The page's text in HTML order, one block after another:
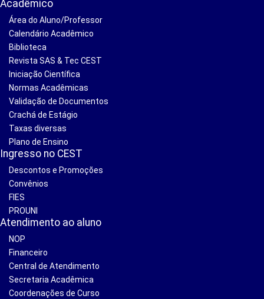
Acadêmico
Área do Aluno/Professor
Calendário Acadêmico
Biblioteca
Revista SAS & Tec CEST
Iniciação Científica
Normas Acadêmicas
Validação de Documentos
Crachá de Estágio
Taxas diversas
Plano de Ensino
Ingresso no CEST
Descontos e Promoções
Convênios
FIES
PROUNI
Atendimento ao aluno
NOP
Financeiro
Central de Atendimento
Secretaria Acadêmica
Coordenações de Curso